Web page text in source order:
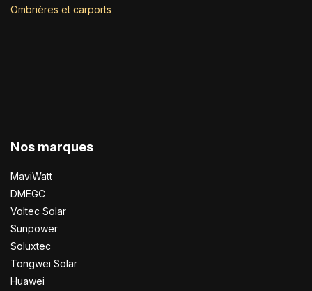
Ombrières et carports
Nos marques
MaviWatt
DMEGC
Voltec Solar
Sunpower
Soluxtec
Tongwei Solar
Huawei